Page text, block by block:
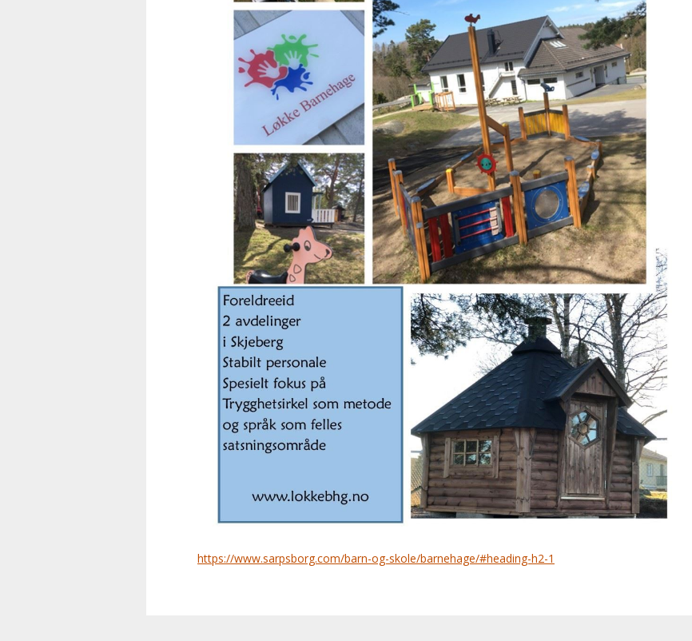
https://www.sarpsborg.com/barn-og-skole/barnehage/#heading-h2-1